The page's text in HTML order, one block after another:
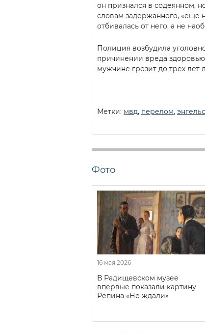
он признался в содеянном,
словам задержанного, «ещё
отбивалась от него, а не
Полиция возбудила
причинении вреда
мужчине грозит до трех лет
Метки: мвд, перелом, энгельс
Фото
16 мая 2026
В Радищевском музее
впервые показали картину
Репина «Не ждали»